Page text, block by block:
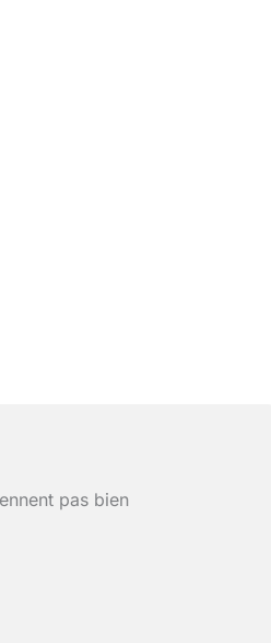
pas bien